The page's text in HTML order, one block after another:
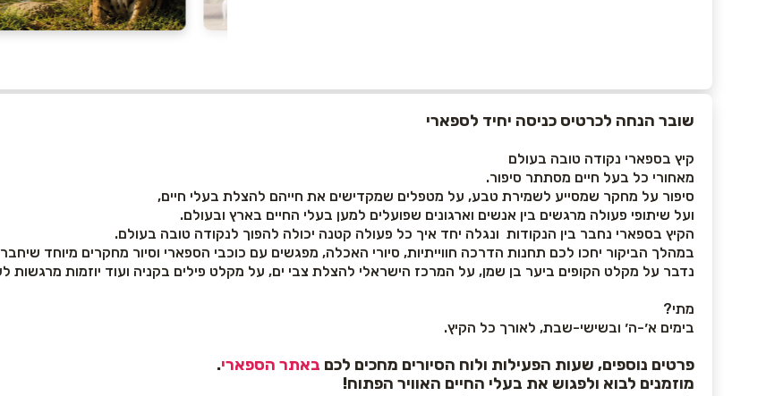
שובר הנחה לכרטיס כניסה יחיד לספארי
קיץ בספארי נקודה טובה בעולם
מאחורי כל בעל חיים מסתתר סיפור.
סיפור על מחקר שמסייע לשמירת טבע, על מטפלים שמקדישים את חייהם להצלת בעלי חיים,
ועל שיתופי פעולה מרגשים בין אנשים וארגונים שפועלים למען בעלי החיים בארץ ובעולם.
הקיץ בספארי נחבר בין הנקודות ונגלה יחד איך כל פעולה קטנה יכולה להפוך לנקודה טובה בעולם.
במהלך הביקור יחכו לכם תחנות הדרכה חווייתיות, סיורי האכלה, מפגשים עם כוכבי הספארי וסיור מחקרים מיוחד שיחבר
נדבר על מקלט הקופים ביער בן שמן, על המרכז הישראלי להצלת צבי ים, על מקלט פילים בקניה ועוד יוזמות מרגשות
מתי?
בימים א׳-ה׳ ובשישי-שבת, לאורך כל הקיץ.
פרטים נוספים, שעות הפעילות ולוח הסיורים מחכים לכם באתר הספארי.
מוזמנים לבוא ולפגוש את בעלי החיים האוויר הפתוח!